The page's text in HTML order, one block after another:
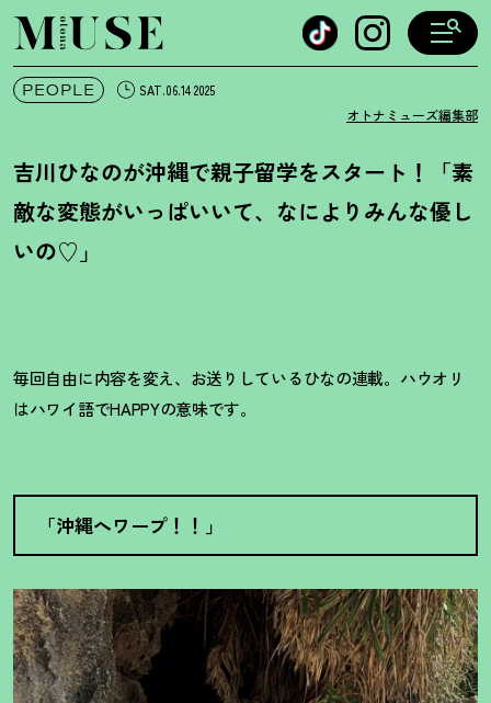
オトナミューズ ウェブ
PEOPLE SAT.06.14 2025
オトナミューズ編集部
吉川ひなのが沖縄で親子留学をスタート ！
「素
敵な変態がいっぱいいて、なによりみんな優し
いの♡」
毎回自由に内容を変え、お送りしているひなの連載。 ハウオリ
はハワイ語でHAPPYの意味です。
「沖縄へワープ ！ ！ 」